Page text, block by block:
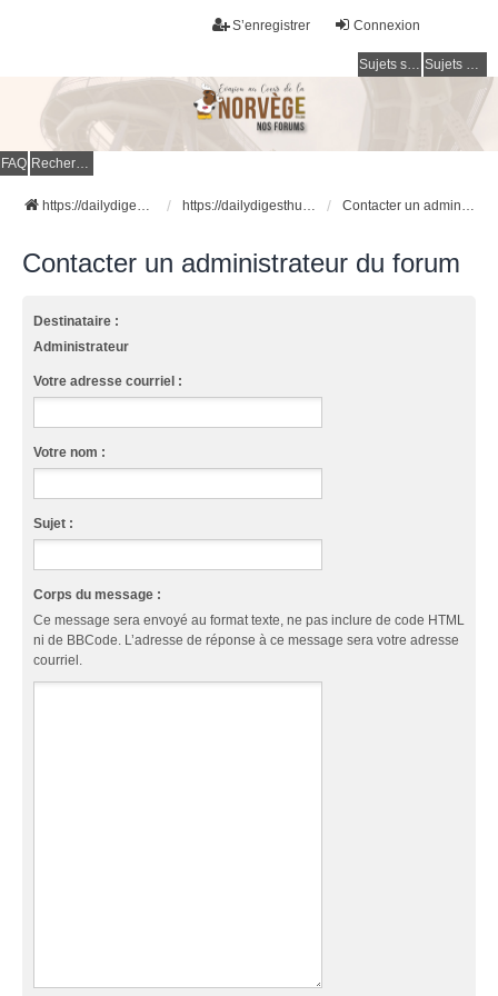
Connexion
S’enregistrer
Sujets sans réponse Sujets actifs
FAQ Rechercher
https://dailydigesthub.com https://dailydigesthub.com Contacter un administrateur du forum
Contacter un administrateur du forum
Destinataire :
Administrateur
Votre adresse courriel :
Votre nom :
Sujet :
Corps du message :
Ce message sera envoyé au format texte, ne pas inclure de code HTML
ni de BBCode. L’adresse de réponse à ce message sera votre adresse
courriel.